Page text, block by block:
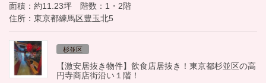
面積：約11.23坪 階数：1・2階
住所：東京都練馬区豊玉北5
杉並区
【激安居抜き物件】飲食店居抜き！東京都杉並区の高
円寺商店街沿い１階！